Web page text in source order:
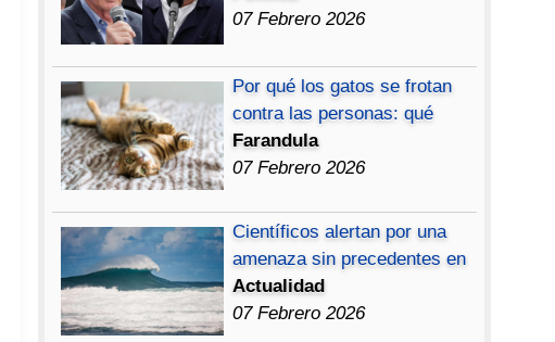
07 Febrero 2026
Por qué los gatos se frotan
contra las personas: qué
Farandula
07 Febrero 2026
Científicos alertan por una
amenaza sin precedentes en
Actualidad
07 Febrero 2026